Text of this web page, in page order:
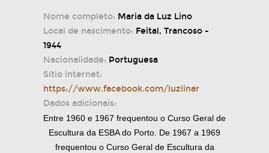
Nome completo: Maria da Luz Lino
Local de nascimento: Feital, Trancoso -
1944
Nacionalidade: Portuguesa
Sítio internet:
https://www.facebook.com/luzlinar
Dados adicionais:
Entre 1960 e 1967 frequentou o Curso Geral de
Escultura da ESBA do Porto. De 1967 a 1969
frequentou o Curso Geral de Escultura da